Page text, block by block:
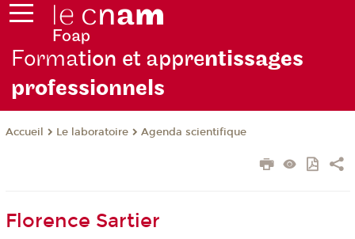
Formation et apprentissages
professionnels
Accueil Le laboratoire Agenda scientifique
Florence Sartier